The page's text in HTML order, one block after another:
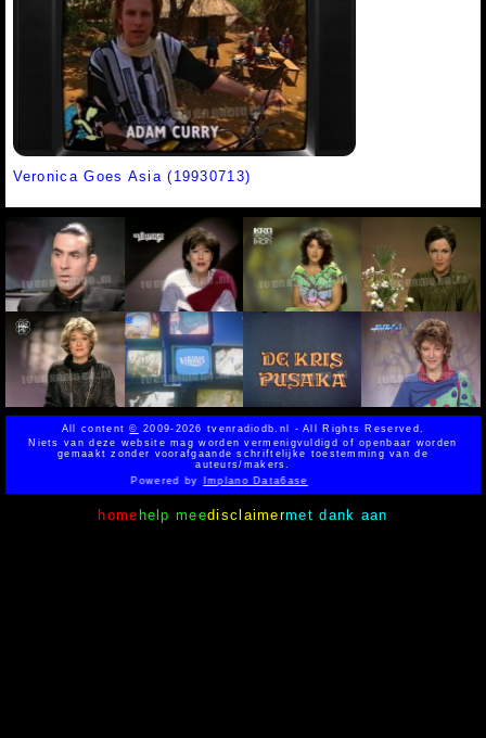
Veronica Goes Asia (19930713)
All content© 2009-2026 tvenradiodb.nl - All Rights Reserved.
Niets van deze website mag worden vermenigvuldigd of openbaar worden
gemaakt zonder voorafgaande schriftelijke toestemming van de
auteurs/makers.
Powered by Implano Data6ase
home help meedisclaimermet dank aan